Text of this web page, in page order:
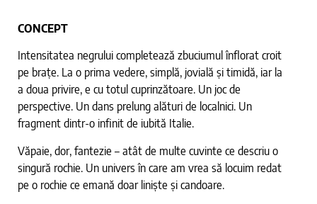
CONCEPT
Intensitatea negrului completează zbuciumul înflorat croit
pe brațe. La o prima vedere, simplă, jovială și timidă, iar la
a doua privire, e cu totul cuprinzătoare. Un joc de
perspective. Un dans prelung alături de localnici. Un
fragment dintr-o infinit de iubită Italie.
Văpaie, dor, fantezie – atât de multe cuvinte ce descriu o
singură rochie. Un univers în care am vrea să locuim redat
pe o rochie ce emană doar liniște și candoare.